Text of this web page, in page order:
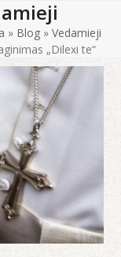
» Blog »Vedamieji
„Dilexi te“